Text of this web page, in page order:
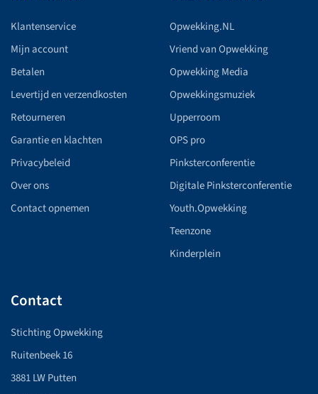
Klantenservice
Mijn account
Betalen
Levertijd en verzendkosten
Retourneren
Garantie en klachten
Privacybeleid
Over ons
Contact opnemen
Opwekking.NL
Vriend van Opwekking
Opwekking Media
Opwekkingsmuziek
Upperroom
OPS pro
Pinksterconferentie
Digitale Pinksterconferentie
Youth.Opwekking
Teenzone
Kinderplein
Contact
Stichting Opwekking
Ruitenbeek 16
3881 LW Putten